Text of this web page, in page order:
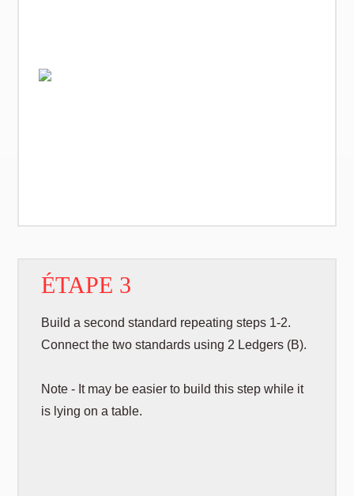
ÉTAPE 3
Build a second standard repeating steps 1-2.
Connect the two standards using 2 Ledgers (B).
Note - It may be easier to build this step while it
is lying on a table.